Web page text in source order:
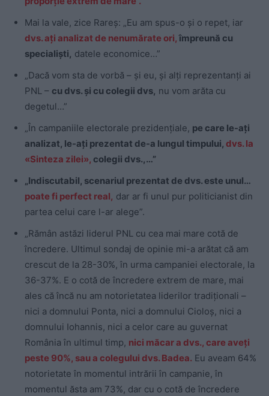
Mai la vale, zice Rareș: „Eu am spus-o și o repet, iar
dvs. ați analizat de nenumărate ori,împreună cu
specialiști, datele economice…”
„Dacă vom sta de vorbă – și eu, și alți reprezentanți ai
PNL – cu dvs. și cu colegii dvs, nu vom arăta cu
degetul…”
„În campaniile electorale prezidențiale, pe care le-ați
analizat, le-ați prezentat de-a lungul timpului, dvs. la
«Sinteza zilei», colegii dvs.,…”
„Indiscutabil, scenariul prezentat de dvs. este unul…
poate fi perfect real, dar ar fi unul pur politicianist din
partea celui care l-ar alege”.
„Rămân astăzi liderul PNL cu cea mai mare cotă de
încredere. Ultimul sondaj de opinie mi-a arătat că am
crescut de la 28-30%, în urma campaniei electorale, la
36-37%. E o cotă de încredere extrem de mare, mai
ales că încă nu am notorietatea liderilor tradiționali –
nici a domnului Ponta, nici a domnului Cioloș, nici a
domnului Iohannis, nici a celor care au guvernat
România în ultimul timp, nici măcar a dvs., care aveți
peste 90%, sau a colegului dvs. Badea. Eu aveam 64%
notorietate în momentul intrării în campanie, în
momentul ăsta am 73%, dar cu o cotă de încredere